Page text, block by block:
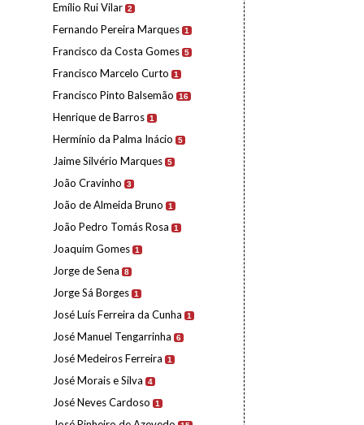
Emílio Rui Vilar 2
Fernando Pereira Marques 1
Francisco da Costa Gomes 5
Francisco Marcelo Curto 1
Francisco Pinto Balsemão 16
Henrique de Barros 1
Hermínio da Palma Inácio 5
Jaime Silvério Marques 5
João Cravinho 3
João de Almeida Bruno 1
João Pedro Tomás Rosa 1
Joaquim Gomes 1
Jorge de Sena 8
Jorge Sá Borges 1
José Luís Ferreira da Cunha 1
José Manuel Tengarrinha 6
José Medeiros Ferreira 1
José Morais e Silva 4
José Neves Cardoso 1